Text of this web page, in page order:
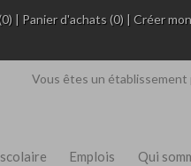
| Panier d'achats (0) |Créer
Vous êtes un établissement
Emplois Qui